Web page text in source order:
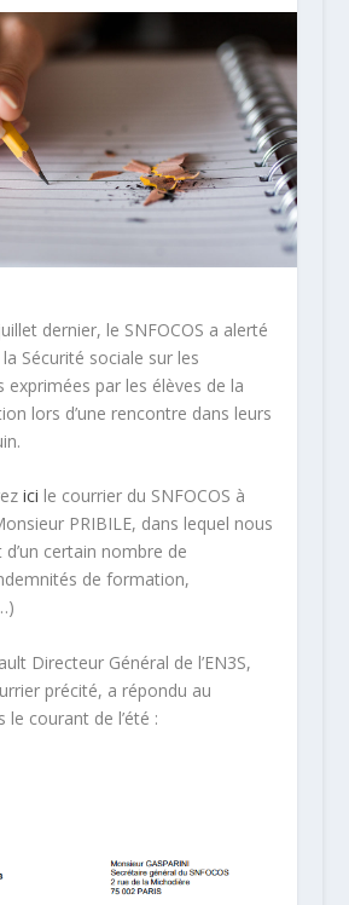
dernier, le SNFOCOS a alerté
Sécurité sociale sur les
exprimées par les élèves de la
lors d’une rencontre dans leurs
ici le courrier du SNFOCOS à
PRIBILE, dans lequel nous
certain nombre de
de formation,
Directeur Général de l’EN3S,
précité, a répondu au
le courant de l’été :